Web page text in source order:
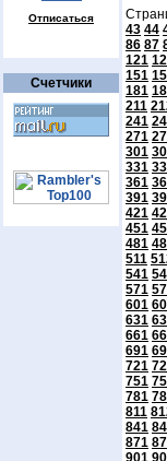
Отписаться
Счетчики
43 44
86 87
121
151
181
211
241
271
301
331
361
391
421
451
481
511
541
571
601
631
661
691
721
751
781
811
841
871
901